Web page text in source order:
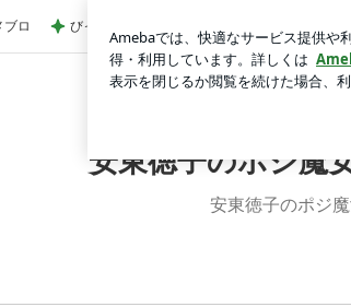
子のごきげん語録3892 6月27日 | 安東徳
ブロ びっくりした炭酸を勝手に入れる人
安東徳子のポジ魔
安東徳子のポジ